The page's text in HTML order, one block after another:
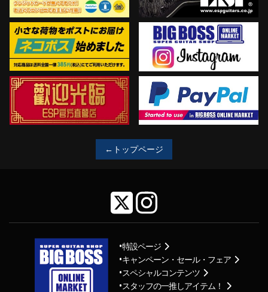
←トップページ
特設ページ
キャンペーン・セール・フェア
スペシャルコンテンツ
スタッフの一推しアイテム！